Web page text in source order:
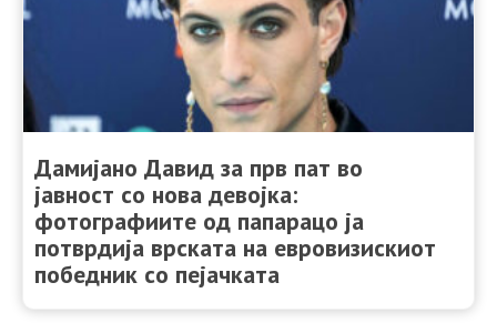
Дамијано Давид за прв пат во
јавност со нова девојка:
фотографиите од папарацо ја
потврдија врската на евровизискиот
победник со пејачката